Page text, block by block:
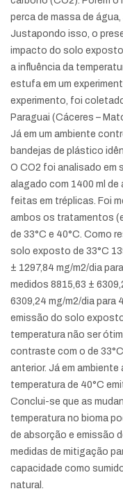
perca de massa de
Justapondo isso, o
impacto do solo
a influência da
estufa em um
experimento, foi
Paraguai (Cáceres –
Já em um ambiente
bandejas de plástico
O CO2 foi analisado em
alagado com 1400 ml
feitas em tréplicas. Foi
ambos os tratamentos
de 33°C e 40°C. Como
solo exposto de 33°C
± 1297,84 mg/m2/dia
medidos 8815,63 ±
6309,24 mg/m2/dia para
emissão do solo
temperatura não ser
contraste com o de
anterior. Já em
temperatura de 40°C
Conclui-se que as
temperatura no bioma
de absorção e emissão
medidas de mitigação
capacidade como
natural.